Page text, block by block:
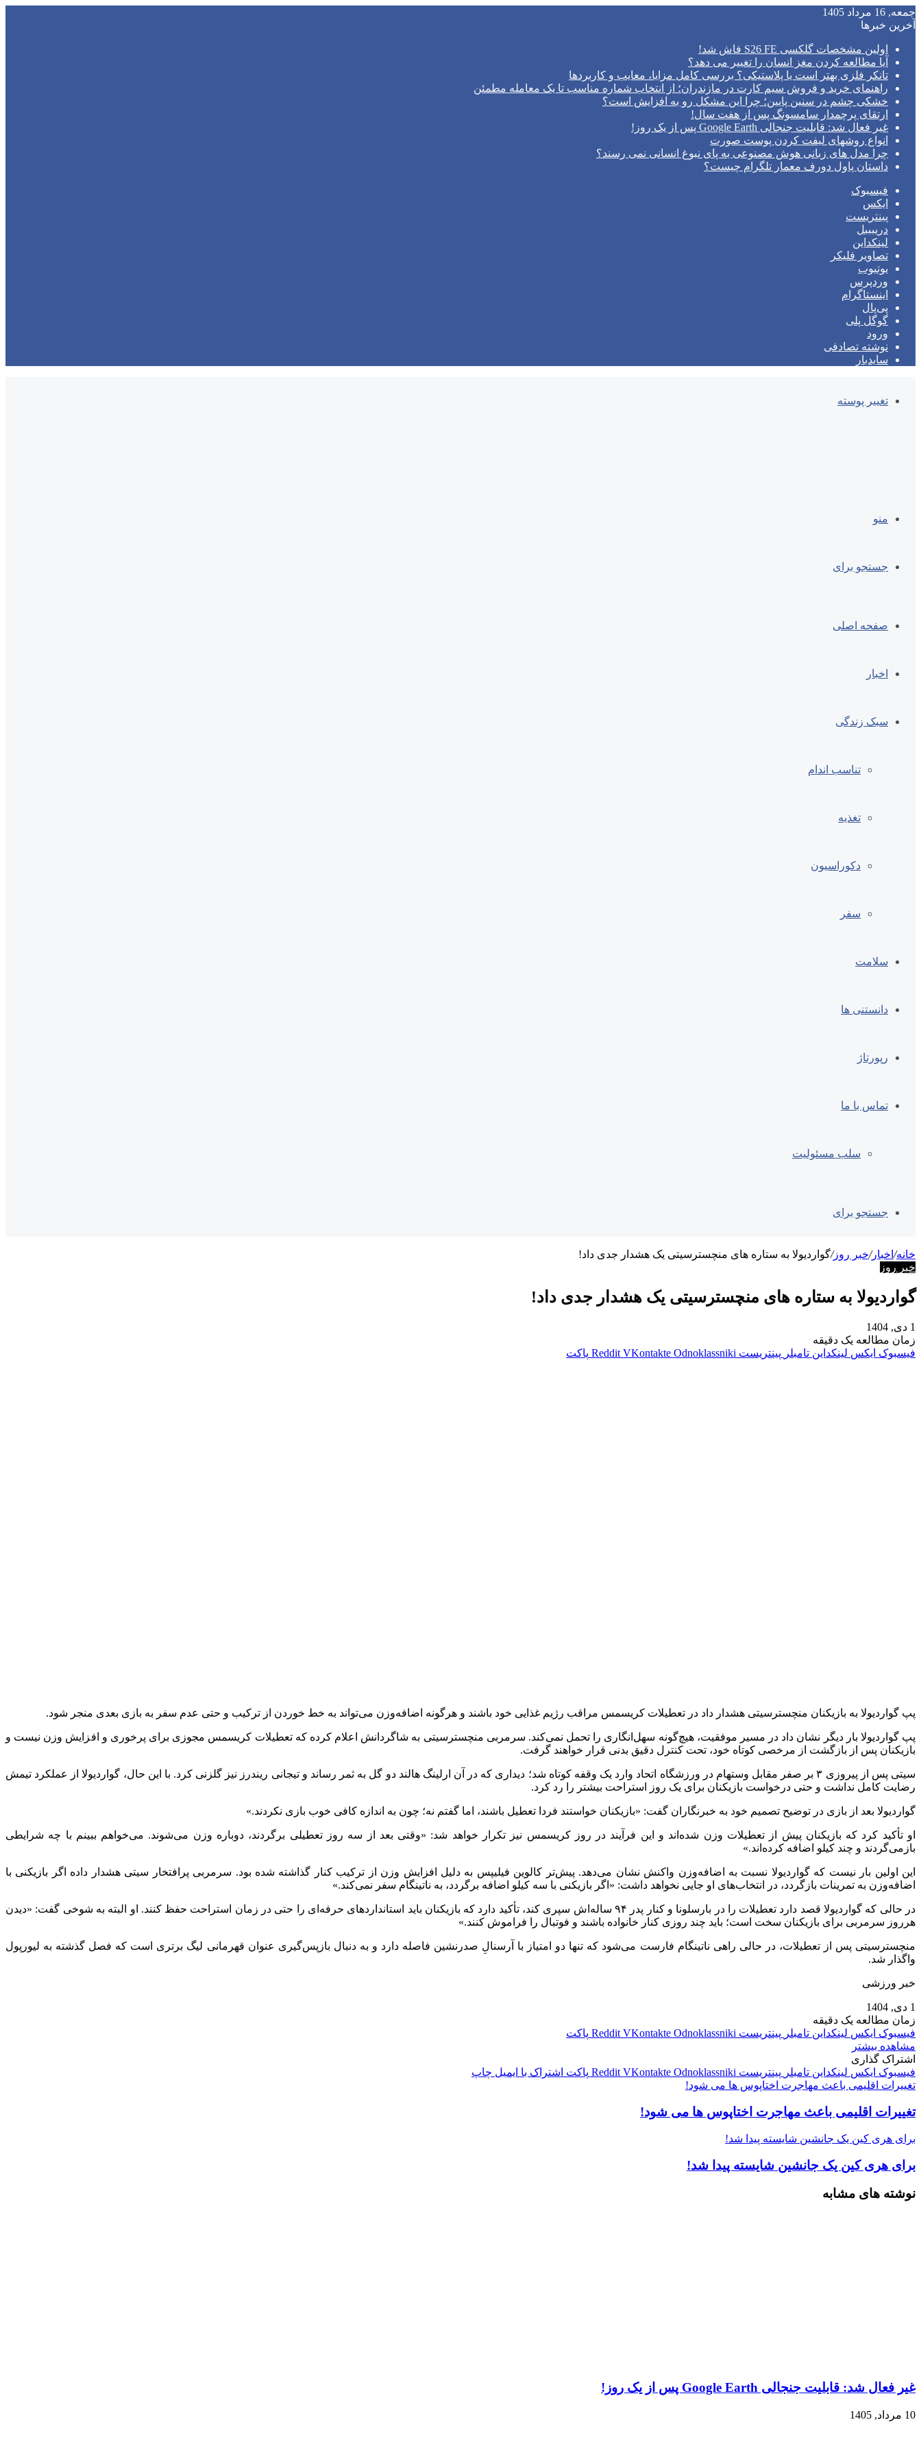
جمعه, 16 مرداد 1405
آخرین خبرها
اولین مشخصات گلکسی S26 FE فاش شد!
آیا مطالعه کردن مغز انسان را تغییر می‌ دهد؟
تانکر فلزی بهتر است یا پلاستیکی؟ بررسی کامل مزایا، معایب و کاربردها
راهنمای خرید و فروش سیم کارت در مازندران؛ از انتخاب شماره مناسب تا یک معامله مطمئن
خشکی چشم در سنین پایین؛ چرا این مشکل رو به افزایش است؟
ارتقای پرچمدار سامسونگ پس از هفت سال!
غیر فعال شد: قابلیت جنجالی Google Earth پس از یک روز!
انواع روشهای لیفت کردن پوست صورت
چرا مدل‌ های زبانی هوش مصنوعی به پای نبوغ انسانی نمی‌ رسند؟
داستان پاول دورف معمار تلگرام چیست؟
فیسبوک
ایکس
پینتریست
دریبببل
لینکداین
تصاویر فلیکر
یوتیوب
وردپرس
اینستاگرام
پی‌پال
گوگل پلی
ورود
نوشته تصادفی
سایدبار
تغییر پوسته
منو
جستجو برای
صفحه اصلی
اخبار
سبک زندگی
تناسب اندام
تغذیه
دکوراسیون
سفر
سلامت
دانستنی ها
رپورتاژ
تماس با ما
سلب مسئولیت
جستجو برای
خانه/ اخبار/خبر روز/گواردیولا به ستاره‌ های منچسترسیتی یک هشدار جدی داد!
خبر روز
گواردیولا به ستاره‌ های منچسترسیتی یک هشدار جدی داد!
1 دی, 1404
زمان مطالعه یک دقیقه
فیسبوک ایکس لینکداین تامبلر پینتریست Reddit VKontakte Odnoklassniki پاکت
پپ گواردیولا به بازیکنان منچسترسیتی هشدار داد در تعطیلات کریسمس مراقب رژیم غذایی خود باشند و هرگونه اضافه‌وزن می‌تواند به خط خوردن از ترکیب و حتی عدم سفر به بازی بعدی منجر شود.
پپ گواردیولا بار دیگر نشان داد در مسیر موفقیت، هیچ‌گونه سهل‌انگاری را تحمل نمی‌کند. سرمربی منچسترسیتی به شاگردانش اعلام کرده که تعطیلات کریسمس مجوزی برای پرخوری و افزایش وزن نیست و
بازیکنان پس از بازگشت از مرخصی کوتاه خود، تحت کنترل دقیق بدنی قرار خواهند گرفت.
سیتی پس از پیروزی ۳ بر صفر مقابل وستهام در ورزشگاه اتحاد وارد یک وقفه کوتاه شد؛ دیداری که در آن ارلینگ هالند دو گل به ثمر رساند و تیجانی ریندرز نیز گلزنی کرد. با این حال، گواردیولا از عملکرد تیمش
رضایت کامل نداشت و حتی درخواست بازیکنان برای یک روز استراحت بیشتر را رد کرد.
گواردیولا بعد از بازی در توضیح تصمیم خود به خبرنگاران گفت: «بازیکنان خواستند فردا تعطیل باشند، اما گفتم نه؛ چون به اندازه کافی خوب بازی نکردند.»
او تأکید کرد که بازیکنان پیش از تعطیلات وزن شده‌اند و این فرآیند در روز کریسمس نیز تکرار خواهد شد: «وقتی بعد از سه روز تعطیلی برگردند، دوباره وزن می‌شوند. می‌خواهم ببینم با چه شرایطی
بازمی‌گردند و چند کیلو اضافه کرده‌اند.»
این اولین بار نیست که گواردیولا نسبت به اضافه‌وزن واکنش نشان می‌دهد. پیش‌تر کالوین فیلیپس به دلیل افزایش وزن از ترکیب کنار گذاشته شده بود. سرمربی پرافتخار سیتی هشدار داده اگر بازیکنی با
اضافه‌وزن به تمرینات بازگردد، در انتخاب‌های او جایی نخواهد داشت: «اگر بازیکنی با سه کیلو اضافه برگردد، به ناتینگام سفر نمی‌کند.»
در حالی که گواردیولا قصد دارد تعطیلات را در بارسلونا و کنار پدر ۹۴ ساله‌اش سپری کند، تأکید دارد که بازیکنان باید استانداردهای حرفه‌ای را حتی در زمان استراحت حفظ کنند. او البته به شوخی گفت: «دیدن
هرروز سرمربی برای بازیکنان سخت است؛ باید چند روزی کنار خانواده باشند و فوتبال را فراموش کنند.»
منچسترسیتی پس از تعطیلات، در حالی راهی ناتینگام فارست می‌شود که تنها دو امتیاز با آرسنالِ صدرنشین فاصله دارد و به دنبال بازپس‌گیری عنوان قهرمانی لیگ برتری است که فصل گذشته به لیورپول
واگذار شد.
خبر ورزشی
1 دی, 1404
زمان مطالعه یک دقیقه
فیسبوک ایکس لینکداین تامبلر پینتریست Reddit VKontakte Odnoklassniki
پاکت
مشاهده بیشتر
اشتراک گذاری
فیسبوک ایکس لینکداین تامبلر پینتریست Reddit VKontakte Odnoklassniki پاکت اشتراک با ایمیل چاپ
تغییرات اقلیمی باعث مهاجرت اختاپوس‌ ها می شود!
تغییرات اقلیمی باعث مهاجرت اختاپوس‌ ها می شود!
برای هری کین یک جانشین شایسته پیدا شد!
برای هری کین یک جانشین شایسته پیدا شد!
نوشته های مشابه
غیر فعال شد: قابلیت جنجالی Google Earth پس از یک روز!
10 مرداد, 1405